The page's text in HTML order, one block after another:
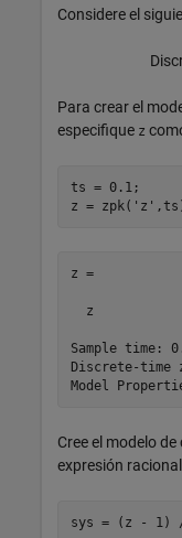
Considere el
Para crear el
especifique z
ts = 0.1;
z = zpk( 'z'
z =
  z
Sample time:
Discrete-time
Cree el modelo
expresión
sys = (z - 1)